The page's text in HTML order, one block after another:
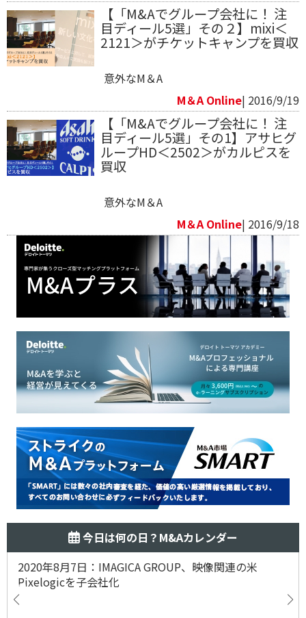
【「M&Aでグループ会社に！ 注
目ディール5選」その２】mixi＜
2121＞がチケットキャンプを買収
意外なM＆A
M＆A Online| 2016/9/19
【「M&Aでグループ会社に！ 注
目ディール5選」その1】アサヒグ
ループHD＜2502＞がカルピスを
買収
意外なM＆A
M＆A Online| 2016/9/18
今日は何の日？M&Aカレンダー
2020年8月7日：IMAGICA GROUP、映像関連の米
Pixelogicを子会社化